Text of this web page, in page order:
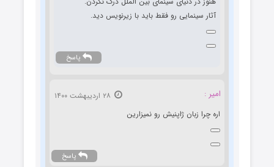
آثار سینمایی رو فقط باید با زیرنویس دید.
پاسخ
امیر :
اره چرا زبان ژاپنیش رو نمیزارین
پاسخ